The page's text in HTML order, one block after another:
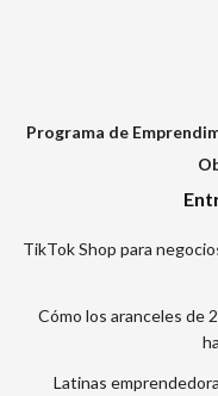
Programa de
TikTok Shop para
Cómo los aranceles de
Latinas